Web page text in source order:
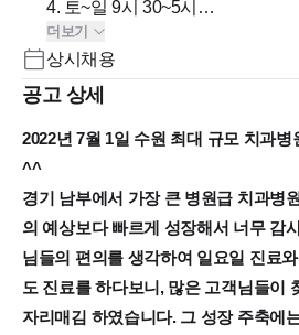
4. 토~일 9시 30~5시
교정과
1. 평균 주 30.25시간 / 주3.5일 근
9시30~5시
수습시 주 38시간 (주1회 야간/ 주
더보기
상시채용
공고 상세
2022년 7월 1일 수원 최대 규모 치과
^^
경기 남부에서 가장 큰 병원급 치과병
의 예상보다 빠르게 성장해서 너무 감
님들의 편의를 생각하여 일요일 진료
도 진료를 하다보니, 많은 고객님들이
자리매김 하였습니다. 그 성장 주축에